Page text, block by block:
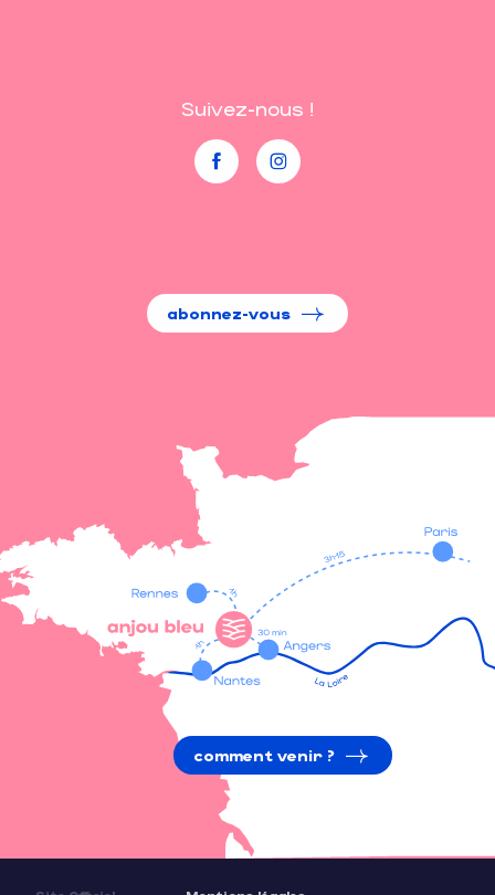
Suivez-nous !
abonnez-vous
comment venir ?